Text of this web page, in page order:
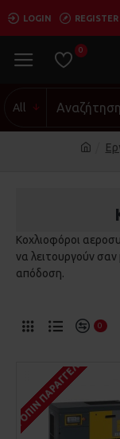
LOGIN REGISTER
0
All
Κοχλιοφόροι
να λειτουργούν
απόδοση.
0
ΚΑΤΌΠΙΝ ΠΑΡΑΓΓΕΛΊΑΣ